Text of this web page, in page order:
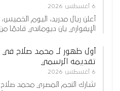
6 أغسطس 2026
أعلن ريال مدريد، اليوم
الإيفواري يان ديوماندي قادمًا من
أول ظهور لـ محمد صلاح في
تقديمه الرسمي
6 أغسطس 2026
شارك النجم المصري محمد صلاح